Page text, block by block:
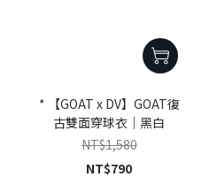
* 【GOAT x DV】GOAT復
古雙面穿球衣｜黑白
NT$1,580
NT$790